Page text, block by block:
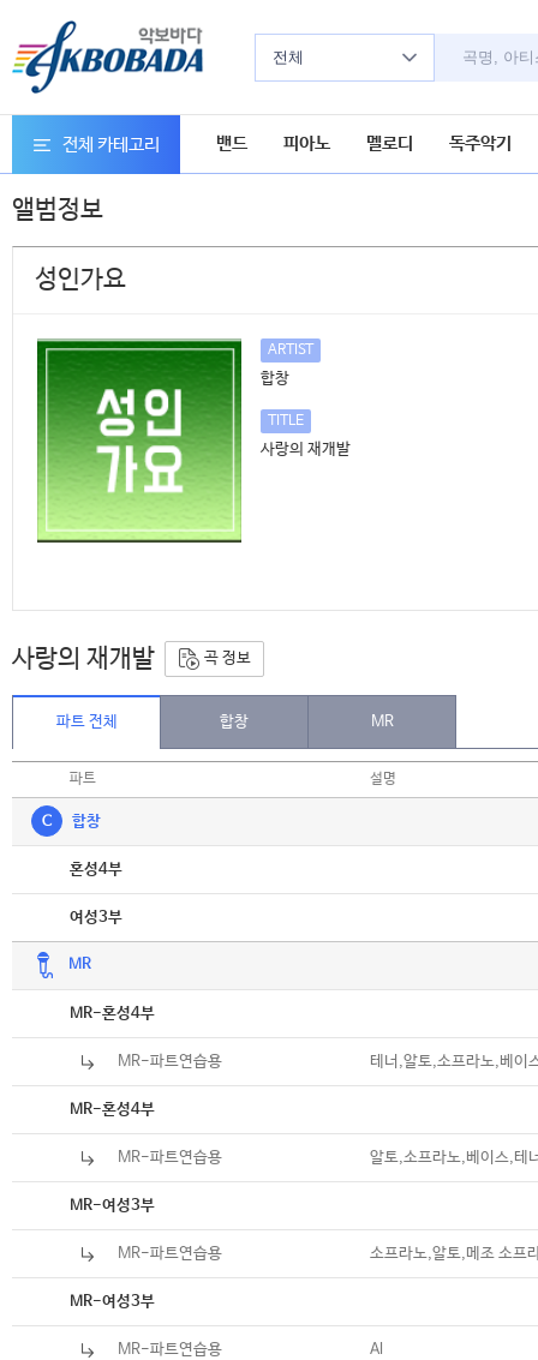
전체
전체 카테고리 밴드 피아노 멜로디 독주악기
앨범정보
성인가요
ARTIST
합창
TITLE
사랑의 재개발
사랑의 재개발 곡 정보
파트 전체 합창 MR
파트 설명
C 합창
혼성4부
여성3부
MR
MR-혼성4부
MR-파트연습용 테너,알토,소프라노,베이
MR-혼성4부
MR-파트연습용 알토,소프라노,베이스,테
MR-여성3부
MR-파트연습용 소프라노,알토,메조 소프
MR-여성3부
MR-파트연습용 Al